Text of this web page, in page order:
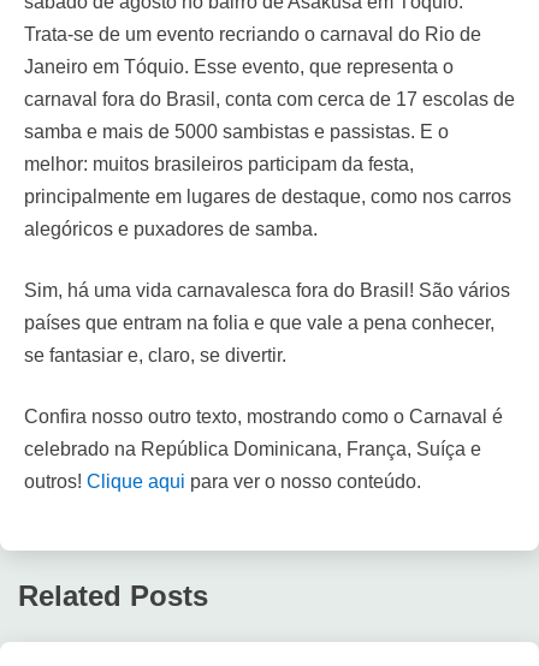
Trata-se de um evento recriando o carnaval do Rio de
Janeiro em Tóquio. Esse evento, que representa o
carnaval fora do Brasil, conta com cerca de 17 escolas de
samba e mais de 5000 sambistas e passistas. E o
melhor: muitos brasileiros participam da festa,
principalmente em lugares de destaque, como nos carros
alegóricos e puxadores de samba.
Sim, há uma vida carnavalesca fora do Brasil! São vários
países que entram na folia e que vale a pena conhecer,
se fantasiar e, claro, se divertir.
Confira nosso outro texto, mostrando como o Carnaval é
celebrado na República Dominicana, França, Suíça e
outros! Clique aqui para ver o nosso conteúdo.
Related Posts